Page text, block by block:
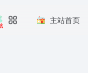
主站首页